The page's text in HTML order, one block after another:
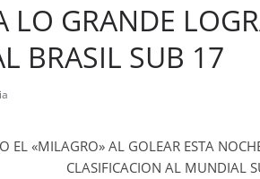
LO GRANDE
BRASIL SUB 17
EL «MILAGRO» AL GOLEAR ESTA
CLASIFICACION AL MUNDIAL